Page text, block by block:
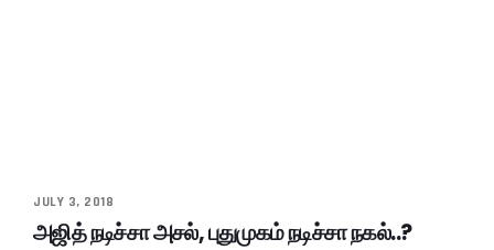
JULY 3, 2018
அஜித் நடிச்சா அசல், புதுமுகம் நடிச்சா நகல்..?